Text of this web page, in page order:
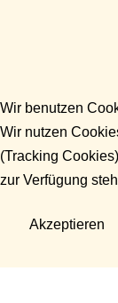
Wir benutzen
Wir nutzen
(Tracking
zur Verfügung
Akzeptieren